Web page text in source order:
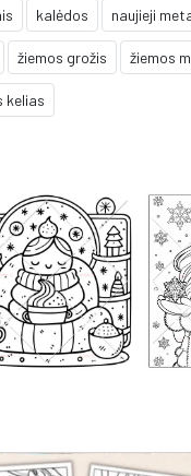
kalėdos naujieji
žiemos grožis žiemos
kelias